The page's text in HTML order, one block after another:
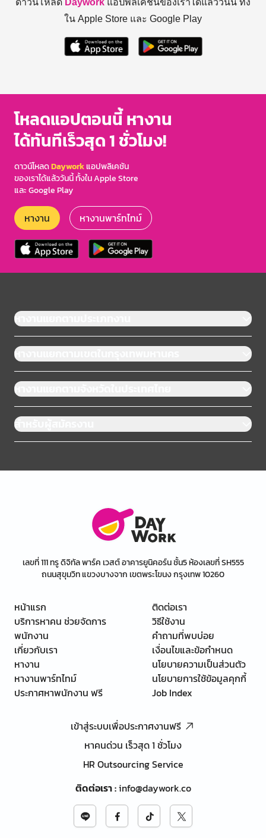
ดาวน์โหลด Daywork แอปพลิเคชันของเราได้แล้ววันนี้ ทั้ง
ใน Apple Store และ Google Play
โหลดแอปตอนนี้ หางาน
ได้ทันทีเร็วสุด 1 ชั่วโมง!
ดาวน์โหลดDayworkแอปพลิเคชัน
ของเราได้แล้ววันนี้ ทั้งใน Apple Store
และ Google Play
หางาน หางานพาร์ทไทม์
หางานแยกตามประเภทงาน
หางานแยกตามเขตในกรุงเทพมหานคร
หางานแยกตามจังหวัดในประเทศไทย
สำหรับผู้สมัครงาน
เลขที่ 111 ทรู ดิจิทัล พาร์ค เวสต์ อาคารยูนิคอร์น ชั้น5 ห้องเลขที่ SH555
ถนนสุขุมวิท แขวงบางจาก เขตพระโขนง กรุงเทพ 10260
หน้าแรก
บริการหาคน ช่วยจัดการ
พนักงาน
เกี่ยวกับเรา
หางาน
หางานพาร์ทไทม์
ประกาศหาพนักงาน ฟรี
ติดต่อเรา
วิธีใช้งาน
คำถามที่พบบ่อย
เงื่อนไขและข้อกำหนด
นโยบายความเป็นส่วนตัว
นโยบายการใช้ข้อมูลคุกกี้
Job Index
เข้าสู่ระบบเพื่อประกาศงานฟรี
หาคนด่วน เร็วสุด 1 ชั่วโมง
HR Outsourcing Service
ติดต่อเรา:info@daywork.co